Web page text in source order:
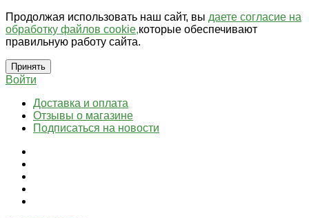
Продолжая использовать наш сайт, вы даете согласие на
обработку файлов cookie,которые обеспечивают
правильную работу сайта.
Принять
Войти
Доставка и оплата
Отзывы о магазине
Подписаться на новости